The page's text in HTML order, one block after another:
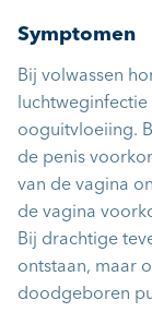
Symptomen
Bij volwassen
ooguitvloeiing.
de penis
van de vagina
de vagina
Bij drachtige
ontstaan, maar
doodgeboren